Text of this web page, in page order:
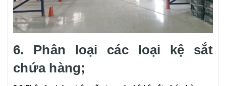
6. Phân loại các loại kệ sắt
chứa hàng;